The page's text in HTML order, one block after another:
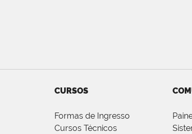
CURSOS
Formas de Ingresso
Cursos Técnicos